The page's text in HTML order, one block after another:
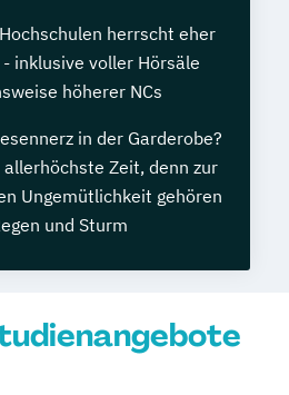
herrscht eher
inklusive voller Hörsäle
höherer NCs
in der Garderobe?
allerhöchste Zeit, denn zur
Ungemütlichkeit gehören
und Sturm